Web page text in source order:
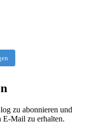
zu abonnieren und
E-Mail zu erhalten.